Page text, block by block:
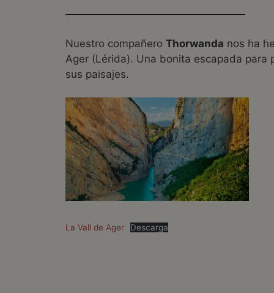
Nuestro compañero Thorwanda nos ha
Ager (Lérida). Una bonita escapada
sus paisajes.
La Vall de Ager Descarga